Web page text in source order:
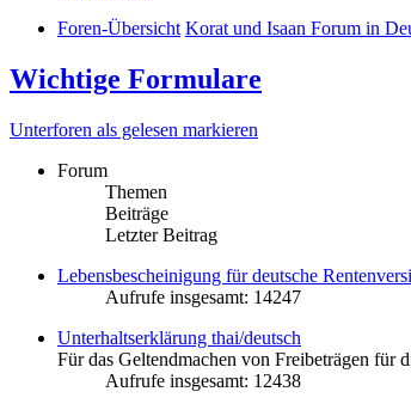
Foren-Übersicht Korat und Isaan Forum in
Wichtige Formulare
Unterforen als gelesen markieren
Forum
Themen
Beiträge
Letzter Beitrag
Lebensbescheinigung für deutsche
Aufrufe insgesamt: 14247
Unterhaltserklärung thai/deutsch
Für das Geltendmachen von Freibeträgen für
Aufrufe insgesamt: 12438